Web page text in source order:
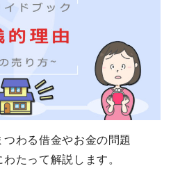
わる借金やお金の問題
たって解説します。